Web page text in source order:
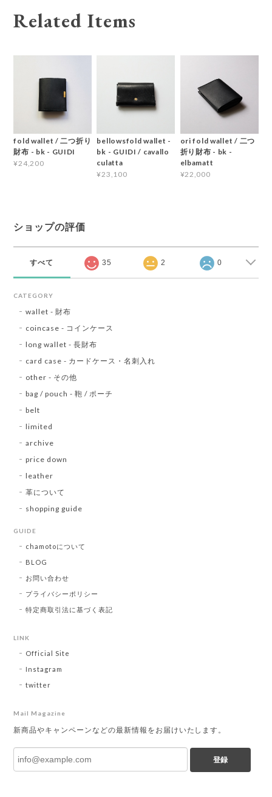
Related Items
fold wallet / 二つ折り
財布 - bk - GUIDI
¥24,200
bellowsfold wallet -
bk - GUIDI / cavallo
culatta
¥23,100
ori fold wallet / 二つ
折り財布 - bk -
elbamatt
¥22,000
ショップの評価
すべて 35 2 0
CATEGORY
wallet - 財布
coincase - コインケース
long wallet - 長財布
card case - カードケース・名刺入れ
other - その他
bag / pouch - 鞄 / ポーチ
belt
limited
archive
price down
leather
革について
shopping guide
GUIDE
chamotoについて
BLOG
お問い合わせ
プライバシーポリシー
特定商取引法に基づく表記
LINK
Official Site
Instagram
twitter
Mail Magazine
新商品やキャンペーンなどの最新情報をお届けいたします。
登録